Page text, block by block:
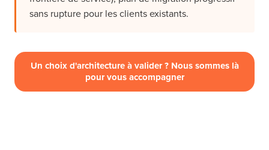
sans rupture pour les clients existants.
Un choix d'architecture à valider ? Nous sommes là
pour vous accompagner